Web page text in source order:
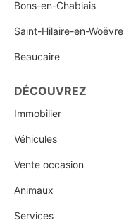
Bons-en-Chablais
Saint-Hilaire-en-Woëvre
Beaucaire
DÉCOUVREZ
Immobilier
Véhicules
Vente occasion
Animaux
Services